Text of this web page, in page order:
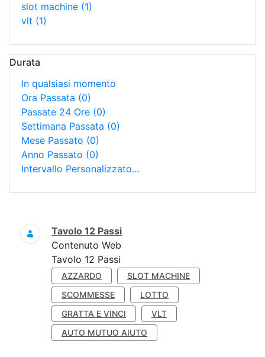
slot machine (1)
vlt (1)
Durata
In qualsiasi momento
Ora Passata (0)
Passate 24 Ore (0)
Settimana Passata (0)
Mese Passato (0)
Anno Passato (0)
Intervallo Personalizzato…
Ricerca
Tavolo 12 Passi
Contenuto Web
Tavolo 12 Passi
AZZARDO
SLOT MACHINE
SCOMMESSE
LOTTO
GRATTA E VINCI
VLT
AUTO MUTUO AIUTO